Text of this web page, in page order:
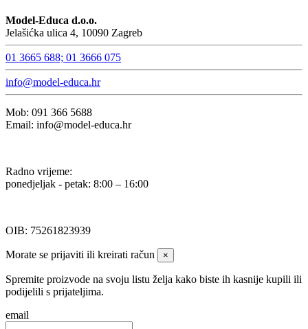
Model-Educa d.o.o.
Jelašićka ulica 4, 10090 Zagreb
01 3665 688; 01 3666 075
info@model-educa.hr
Mob: 091 366 5688
Email: info@model-educa.hr
Radno vrijeme:
ponedjeljak - petak: 8:00 – 16:00
OIB: 75261823939
Morate se prijaviti ili kreirati račun ×
Spremite proizvode na svoju listu želja kako biste ih kasnije kupili ili
podijelili s prijateljima.
email